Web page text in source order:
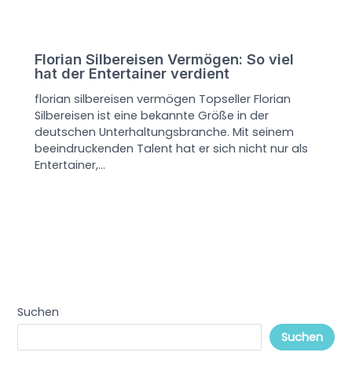
Florian Silbereisen Vermögen: So viel
hat der Entertainer verdient
florian silbereisen vermögen Topseller Florian
Silbereisen ist eine bekannte Größe in der
deutschen Unterhaltungsbranche. Mit seinem
beeindruckenden Talent hat er sich nicht nur als
Entertainer,…
Suchen
Suchen